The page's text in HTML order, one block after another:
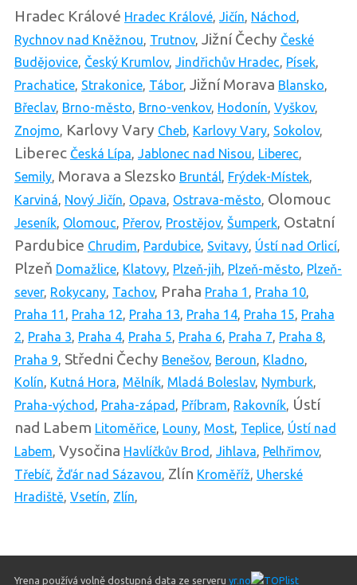
Hradec Králové Hradec Králové, Jičín, Náchod ,
Rychnov nad Kněžnou, Trutnov, Jižní Čechy České
Budějovice, Český Krumlov, Jindřichův Hradec, Písek,
Prachatice, Strakonice, Tábor, Jižní Morava Blansko,
Břeclav, Brno-město, Brno-venkov, Hodonín, Vyškov,
Znojmo, Karlovy Vary Cheb, Karlovy Vary, Sokolov,
Liberec Česká Lípa, Jablonec nad Nisou, Liberec,
Semily, Morava a Slezsko Bruntál, Frýdek-Místek,
Karviná, Nový Jičín, Opava, Ostrava-město, Olomouc
Jeseník, Olomouc, Přerov, Prostějov, Šumperk, Ostatní
Pardubice Chrudim, Pardubice, Svitavy, Ústí nad Orlicí,
Plzeň Domažlice, Klatovy, Plzeň-jih, Plzeň-město, Plzeň-
sever, Rokycany, Tachov, Praha Praha 1 , Praha 10,
Praha 11 , Praha 12, Praha 13, Praha 14, Praha 15, Praha
2, Praha 3, Praha 4, Praha 5, Praha 6, Praha 7, Praha 8,
Praha 9, Středni Čechy Benešov, Beroun, Kladno,
Kolín, Kutná Hora, Mělník, Mladá Boleslav, Nymburk,
Praha-východ , Praha-západ , Příbram, Rakovník, Ústí
nad Labem Litoměřice, Louny, Most, Teplice, Ústí nad
Labem, Vysočina Havlíčkův Brod , Jihlava, Pelhřimov,
Třebíč, Žďár nad Sázavou, Zlín Kroměříž, Uherské
Hradiště, Vsetín, Zlín,
Yrena používá volně dostupná data ze serveru yr.no